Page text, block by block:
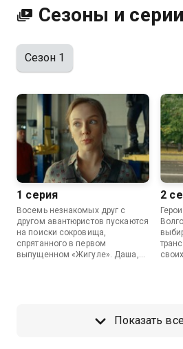
Сезоны и серии
Сезон 1
1 серия
Восемь незнакомых друг с
другом авантюристов пускаются
на поиски сокровища,
спрятанного в первом
выпущенном «Жигуле». Даша,
2
Показать